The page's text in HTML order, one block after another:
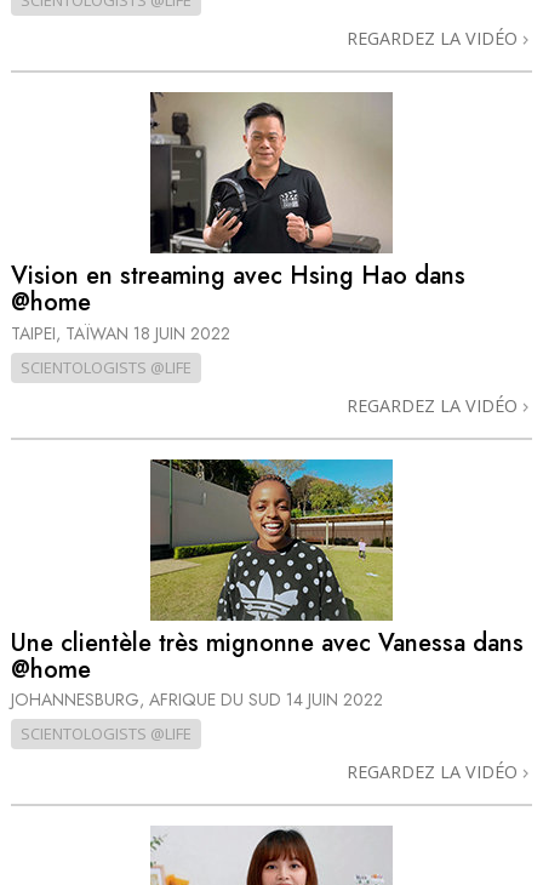
REGARDEZ LA VIDÉO
Vision en streaming avec Hsing Hao dans
@home
TAIPEI, TAÏWAN 18 JUIN 2022
SCIENTOLOGISTS @LIFE
REGARDEZ LA VIDÉO
Une clientèle très mignonne avec Vanessa dans
@home
JOHANNESBURG, AFRIQUE DU SUD 14 JUIN 2022
SCIENTOLOGISTS @LIFE
REGARDEZ LA VIDÉO